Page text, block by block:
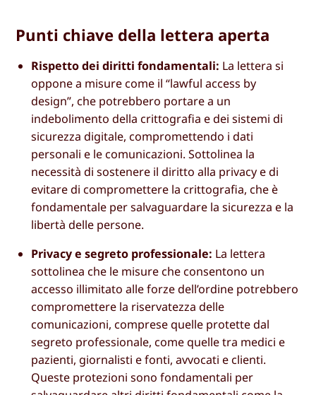
Punti chiave della lettera aperta
Rispetto dei diritti fondamentali: La lettera si
oppone a misure come il “lawful access by
design”, che potrebbero portare a un
indebolimento della crittografia e dei sistemi di
sicurezza digitale, compromettendo i dati
personali e le comunicazioni. Sottolinea la
necessità di sostenere il diritto alla privacy e di
evitare di compromettere la crittografia, che è
fondamentale per salvaguardare la sicurezza e la
libertà delle persone.
Privacy e segreto professionale: La lettera
sottolinea che le misure che consentono un
accesso illimitato alle forze dell’ordine potrebbero
compromettere la riservatezza delle
comunicazioni, comprese quelle protette dal
segreto professionale, come quelle tra medici e
pazienti, giornalisti e fonti, avvocati e clienti.
Queste protezioni sono fondamentali per